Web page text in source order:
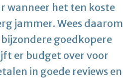
wanneer het ten koste
jammer. Wees daarom
goedkopere
er budget over voor
in goede reviews en